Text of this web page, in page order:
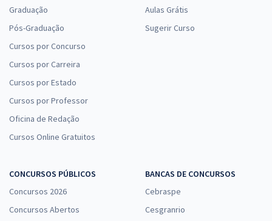
Graduação
Pós-Graduação
Cursos por Concurso
Cursos por Carreira
Cursos por Estado
Cursos por Professor
Oficina de Redação
Cursos Online Gratuitos
Aulas Grátis
Sugerir Curso
CONCURSOS PÚBLICOS
Concursos 2026
Concursos Abertos
BANCAS DE CONCURSOS
Cebraspe
Cesgranrio